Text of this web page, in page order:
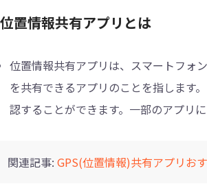
置情報共有アプリとは
位置情報共有アプリは、スマートフォ
を共有できるアプリのことを指します
認することができます。一部のアプリ
関連記事: GPS(位置情報)共有アプリお